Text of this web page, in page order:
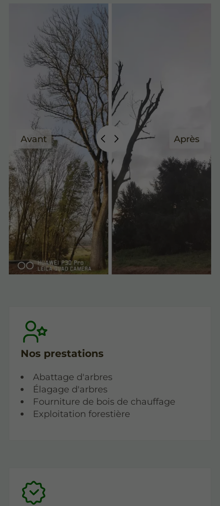
Avant Après
Nos prestations
Abattage d'arbres
Élagage d'arbres
Fourniture de bois de chauffage
Exploitation forestière